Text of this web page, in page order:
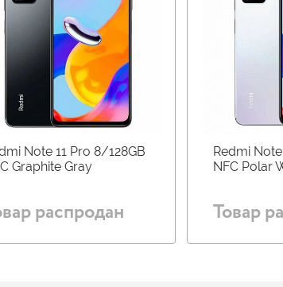
Note 11 Pro 8/128GB
Graphite Gray
распродан
Redmi
NFC Polar
Товар